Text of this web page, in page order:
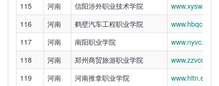
115
河南 信阳涉外职业技术学院
116
河南 鹤壁汽车工程职业学院
117
河南 南阳职业学院
118
河南 郑州商贸旅游职业学院
119
河南 河南推拿职业学院